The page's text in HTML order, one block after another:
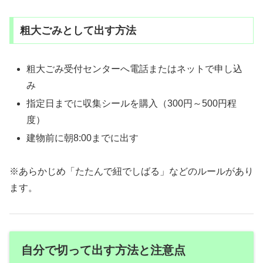
粗大ごみとして出す方法
粗大ごみ受付センターへ電話またはネットで申し込
み
指定日までに収集シールを購入（300円～500円程
度）
建物前に朝8:00までに出す
※あらかじめ「たたんで紐でしばる」などのルールがあり
ます。
自分で切って出す方法と注意点